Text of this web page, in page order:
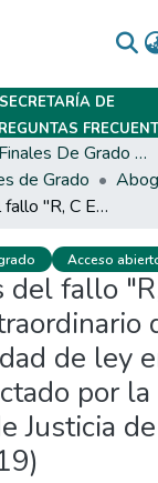
SECRETARÍA DE
Trabajos Finales De Grado Y Posgrado
de Grado
Un análisis del fallo "R, C E s/ recurso extraordinario de inaplicabilidad de ley en causa n 63.006" dictado por la Corte Suprema de Justicia de la Nación (29/10/2019)
Acceso
del fallo
de ley
por la
Justicia